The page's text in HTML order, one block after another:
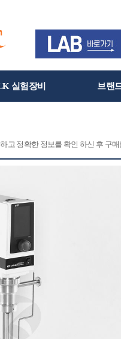
실험장비 브랜
고 정확한 정보를 확인 하신 후 구